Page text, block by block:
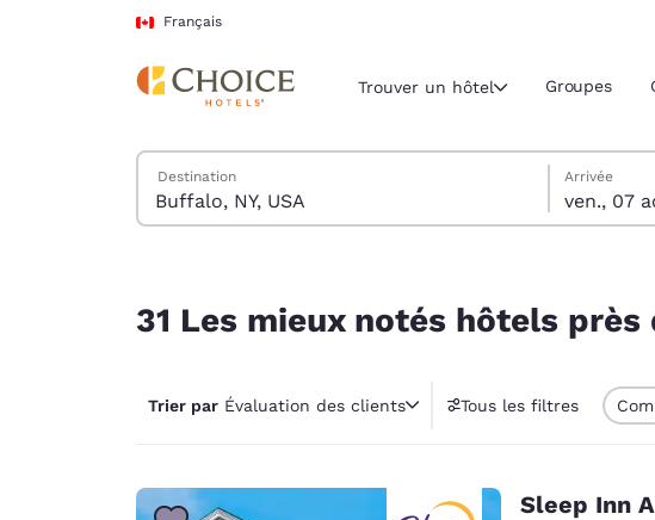
Passer à Contenu Principal
Français
Région et emplacement actuels
Amériques
English
Trouver un hôtel Groupes
Trouver des hôtels
Destination
vendredi 7
Arrivée
ven., 07
samedi 8
Date de
Date
31 Les mieux notés hôtels près
Trier par Évaluation des clients Tous les filtres
Sleep Inn